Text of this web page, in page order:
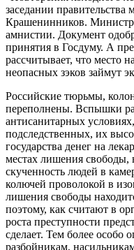
заседании
Крашенинников. Министр
амнистии. Документ
принятия в Госдуму. А
рассчитывает, что место
неопасных зэков займут
Российские тюрьмы,
переполнены. Вспышки
антисанитарных
подследственных, их
государства денег на
местах лишения свободы,
скученность людей в
колючей проволокой в
лишения свободы
поэтому, как считают в
роста преступности
сделает. Тем более
разбойникам,